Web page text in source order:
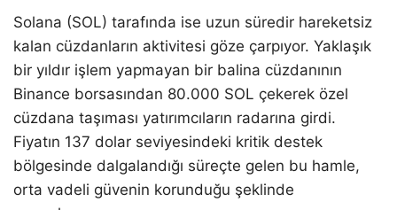
Solana (SOL) tarafında ise uzun süredir hareketsiz
kalan cüzdanların aktivitesi göze çarpıyor. Yaklaşık
bir yıldır işlem yapmayan bir balina cüzdanının
Binance borsasından 80.000 SOL çekerek özel
cüzdana taşıması yatırımcıların radarına girdi.
Fiyatın 137 dolar seviyesindeki kritik destek
bölgesinde dalgalandığı süreçte gelen bu hamle,
orta vadeli güvenin korunduğu şeklinde